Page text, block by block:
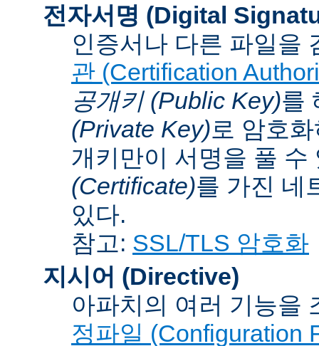
전자서명 (Digital
인증서나 다른 파일을
관 (Certification
공개키 (Public Key)를
(Private Key)로 암호
개키만이 서명을 풀
(Certificate)를 가진 네
있다.
참고: SSL/TLS 암호화
지시어 (Directive)
아파치의 여러 기능을
정파일 (Configuration